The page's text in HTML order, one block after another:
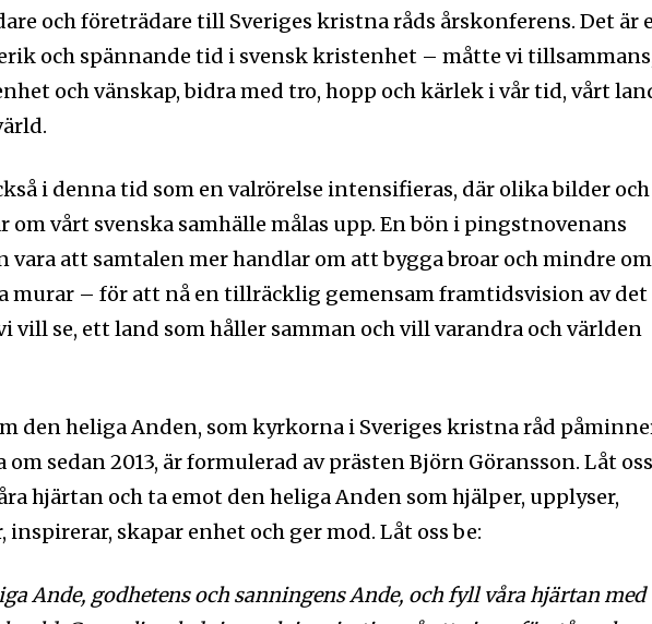
ner som PDF
och företrädare till Sveriges kristna råds årskonferens. Det är
och spännande tid i svensk kristenhet – måtte vi
och vänskap, bidra med tro, hopp och kärlek i vår tid, vårt
i denna tid som en valrörelse intensifieras, där olika bilder och
om vårt svenska samhälle målas upp. En bön i pingstnovenans
vara att samtalen mer handlar om att bygga broar och mindre om
murar – för att nå en tillräcklig gemensam framtidsvision av det
vill se, ett land som håller samman och vill varandra och världen
den heliga Anden, som kyrkorna i Sveriges kristna råd
om sedan 2013, är formulerad av prästen Björn Göransson. Låt oss
hjärtan och ta emot den heliga Anden som hjälper, upplyser,
inspirerar, skapar enhet och ger mod. Låt oss be:
Ande, godhetens och sanningens Ande, och fyll våra hjärtan med